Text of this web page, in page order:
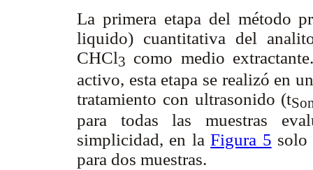
La primera etapa del método
liquido) cuantitativa del
CHCl3 como medio
activo, esta etapa se realizó en
tratamiento con ultrasonido (t
para todas las muestras
simplicidad, en laFigura 5 solo
para dos muestras.